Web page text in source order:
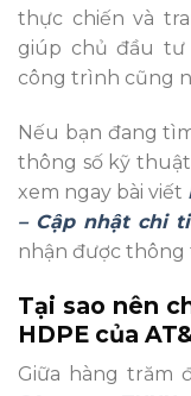
thực chiến và
giúp chủ đầu tư
công trình cũng
Nếu bạn đang
thông số kỹ
xem ngay bài viết
– Cập nhật chi
nhận được thông
Tại sao nên
HDPE của
Giữa hàng trăm